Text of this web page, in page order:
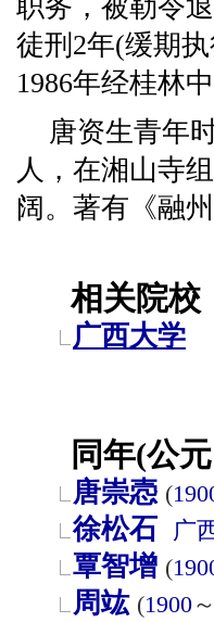
职务，被勒令
徒刑2年(缓期
1986年经桂林
唐资生青年
人，在湘山寺
阔。著有《融
相关院校
广西大学
同年(公元
唐崇悫 (
徐松石 广
覃智增 (
周竑 (1900～